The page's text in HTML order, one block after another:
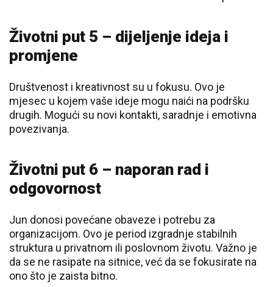
Životni put 5 – dijeljenje ideja i
promjene
Društvenost i kreativnost su u fokusu. Ovo je
mjesec u kojem vaše ideje mogu naići na podršku
drugih. Mogući su novi kontakti, saradnje i emotivna
povezivanja.
Životni put 6 – naporan rad i
odgovornost
Jun donosi povećane obaveze i potrebu za
organizacijom. Ovo je period izgradnje stabilnih
struktura u privatnom ili poslovnom životu. Važno je
da se ne rasipate na sitnice, već da se fokusirate na
ono što je zaista bitno.